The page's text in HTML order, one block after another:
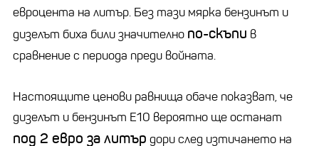
евроцента на литър. Без тази мярка бензинът и
дизелът биха били значително по-скъпи в
сравнение с периода преди войната.
Настоящите ценови равнища обаче показват, че
дизелът и бензинът Е10 вероятно ще останат
под 2 евро за литър дори след изтичането на